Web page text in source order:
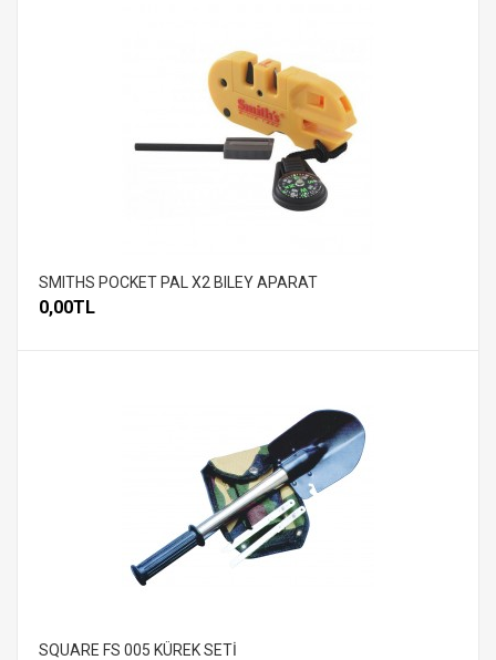
SMITHS POCKET PAL X2 BILEY APARAT
0,00TL
SQUARE FS 005 KÜREK SETİ